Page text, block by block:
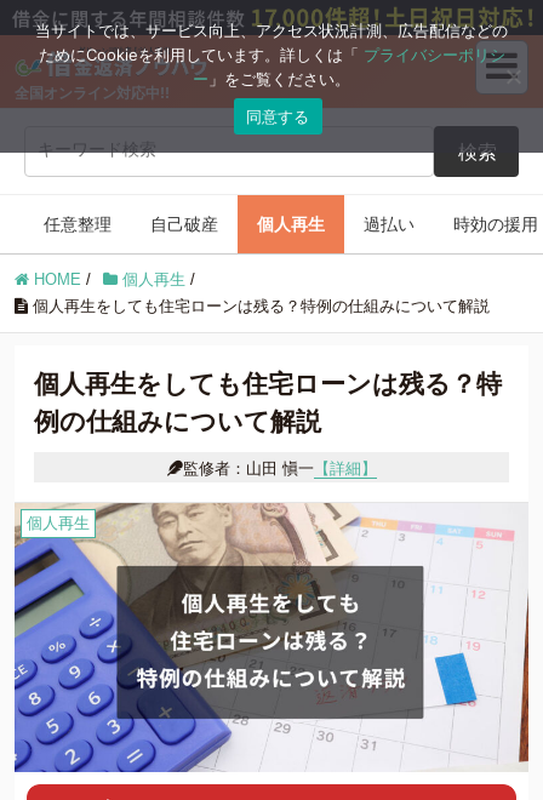
全国オンライン対応中!!
検索
ブログコンテンツ
任意整理
時効の援用 住宅ローン
借金返済の知識
任意整理 自己破産 個人再生 過払い 時効の援用
HOME / 個人再生 /
個人再生をしても住宅ローンは残る？特例の仕組みについて解説
個人再生をしても住宅ローンは残る？特
例の仕組みについて解説
監修者：山田 愼一【詳細】
個人再生
当サイトでは、サービス向上、アクセス状況計測、広告配信などの
ためにCookieを利用しています。詳しくは「 プライバシーポリシ
ー 」をご覧ください。
同意する